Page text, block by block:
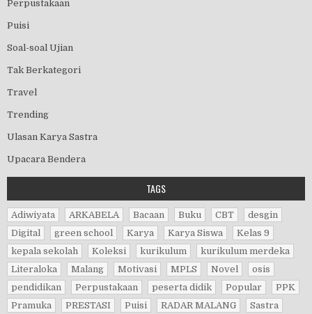
Perpustakaan
Puisi
Soal-soal Ujian
Tak Berkategori
Travel
Trending
Ulasan Karya Sastra
Upacara Bendera
TAGS
Adiwiyata ARKABELA Bacaan Buku CBT
desgin
Digital
green school Karya Karya Siswa
Kelas 9
kepala sekolah
Koleksi kurikulum
kurikulum merdeka
Literaloka
Malang Motivasi MPLS Novel
osis
pendidikan
Perpustakaan peserta didik Popular
PPK
Pramuka
PRESTASI Puisi RADAR MALANG
Sastra